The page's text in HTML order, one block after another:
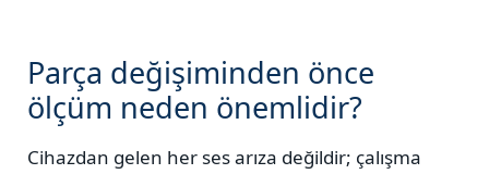
Parça değişiminden önce
ölçüm neden önemlidir?
Cihazdan gelen her ses arıza değildir; çalışma